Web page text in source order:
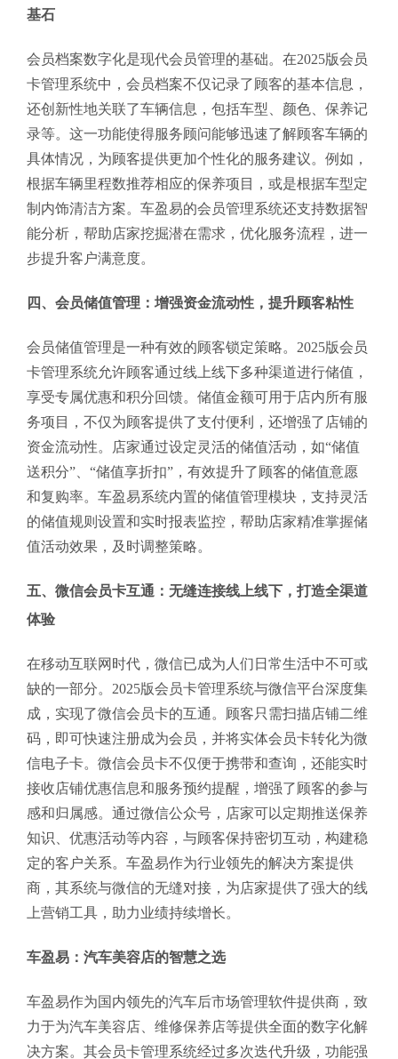
基石
会员档案数字化是现代会员管理的基础。在2025版会员
卡管理系统中，会员档案不仅记录了顾客的基本信息，
还创新性地关联了车辆信息，包括车型、颜色、保养记
录等。这一功能使得服务顾问能够迅速了解顾客车辆的
具体情况，为顾客提供更加个性化的服务建议。例如，
根据车辆里程数推荐相应的保养项目，或是根据车型定
制内饰清洁方案。车盈易的会员管理系统还支持数据智
能分析，帮助店家挖掘潜在需求，优化服务流程，进一
步提升客户满意度。
四、会员储值管理：增强资金流动性，提升顾客粘性
会员储值管理是一种有效的顾客锁定策略。2025版会员
卡管理系统允许顾客通过线上线下多种渠道进行储值，
享受专属优惠和积分回馈。储值金额可用于店内所有服
务项目，不仅为顾客提供了支付便利，还增强了店铺的
资金流动性。店家通过设定灵活的储值活动，如“储值
送积分”、“储值享折扣”，有效提升了顾客的储值意愿
和复购率。车盈易系统内置的储值管理模块，支持灵活
的储值规则设置和实时报表监控，帮助店家精准掌握储
值活动效果，及时调整策略。
五、微信会员卡互通：无缝连接线上线下，打造全渠道
体验
在移动互联网时代，微信已成为人们日常生活中不可或
缺的一部分。2025版会员卡管理系统与微信平台深度集
成，实现了微信会员卡的互通。顾客只需扫描店铺二维
码，即可快速注册成为会员，并将实体会员卡转化为微
信电子卡。微信会员卡不仅便于携带和查询，还能实时
接收店铺优惠信息和服务预约提醒，增强了顾客的参与
感和归属感。通过微信公众号，店家可以定期推送保养
知识、优惠活动等内容，与顾客保持密切互动，构建稳
定的客户关系。车盈易作为行业领先的解决方案提供
商，其系统与微信的无缝对接，为店家提供了强大的线
上营销工具，助力业绩持续增长。
车盈易：汽车美容店的智慧之选
车盈易作为国内领先的汽车后市场管理软件提供商，致
力于为汽车美容店、维修保养店等提供全面的数字化解
决方案。其会员卡管理系统经过多次迭代升级，功能强